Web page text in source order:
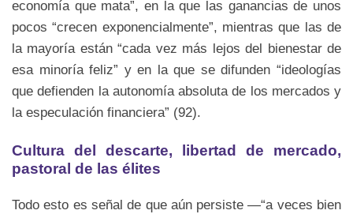
economía que mata”, en la que las ganancias de unos
pocos “crecen exponencialmente”, mientras que las de
la mayoría están “cada vez más lejos del bienestar de
esa minoría feliz” y en la que se difunden “ideologías
que defienden la autonomía absoluta de los mercados y
la especulación financiera” (92).
Cultura del descarte, libertad de mercado,
pastoral de las élites
Todo esto es señal de que aún persiste —“a veces bien